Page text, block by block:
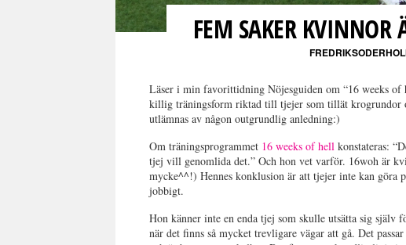
FEM SAKER KVINNOR
Läser i min favorittidning Nöjesguiden om “16 weeks
killig träningsform riktad till tjejer som tillät krogrundor
utlämnas av någon outgrundlig anledning:)
Om träningsprogrammet 16 weeks of hell konstateras:
tjej vill genomlida det.” Och hon vet varför. 16woh är
mycke^^!) Hennes konklusion är att tjejer inte kan göra
jobbigt.
Hon känner inte en enda tjej som skulle utsätta sig själv
när det finns så mycket trevligare vägar att gå. Det